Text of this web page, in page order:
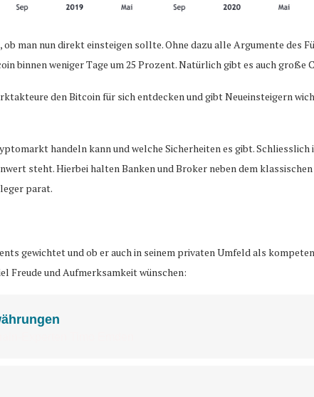
man nun direkt einsteigen sollte. Ohne dazu alle Argumente des
binnen weniger Tage um 25 Prozent. Natürlich gibt es auch große
den Bitcoin für sich entdecken und gibt Neueinsteigern
handeln kann und welche Sicherheiten es gibt.
steht. Hierbei halten Banken und Broker neben dem
parat.
gewichtet und ob er auch in seinem privaten Umfeld als
Freude und Aufmerksamkeit wünschen: